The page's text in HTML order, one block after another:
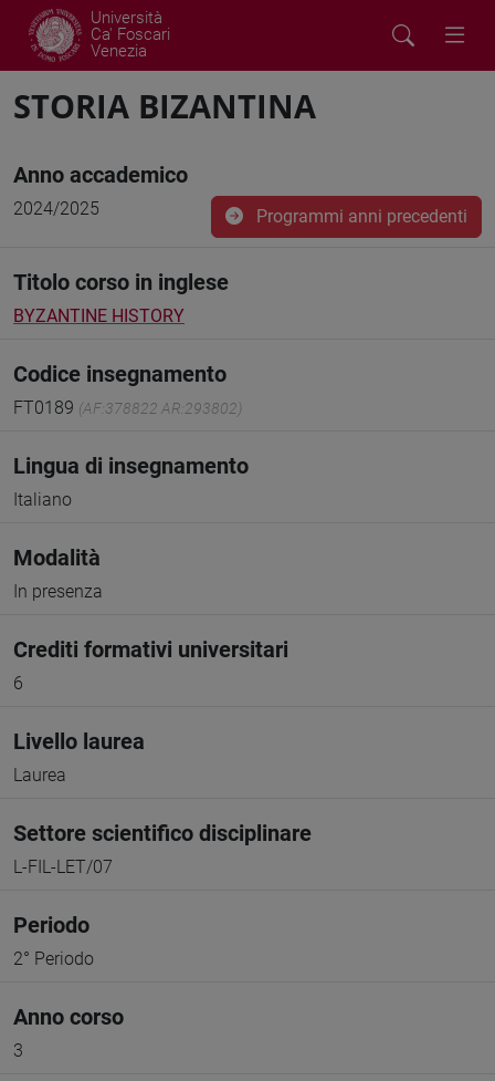
Università
Ca' Foscari
Venezia
STORIA BIZANTINA
Anno accademico
2024/2025 Programmi anni precedenti
Titolo corso in inglese
BYZANTINE HISTORY
Codice insegnamento
FT0189 (AF:378822 AR:293802)
Lingua di insegnamento
Italiano
Modalità
In presenza
Crediti formativi universitari
6
Livello laurea
Laurea
Settore scientifico disciplinare
L-FIL-LET/07
Periodo
2° Periodo
Anno corso
3